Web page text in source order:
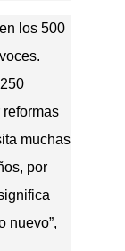
los 500
muchas
por
nuevo”,